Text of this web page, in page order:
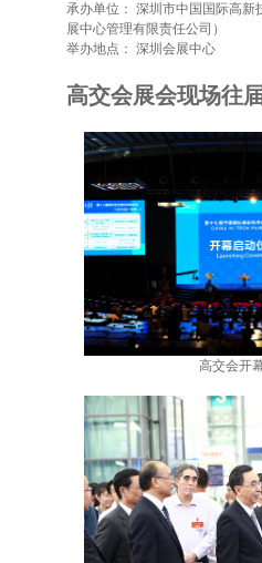
承办单位： 深圳市中国国际高新
展中心管理有限责任公司）
举办地点： 深圳会展中心
高交会展会现场往
高交会开